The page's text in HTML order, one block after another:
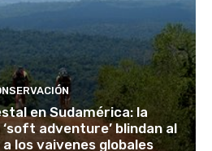
en Sudamérica: la
adventure’ blindan al
los vaivenes globales